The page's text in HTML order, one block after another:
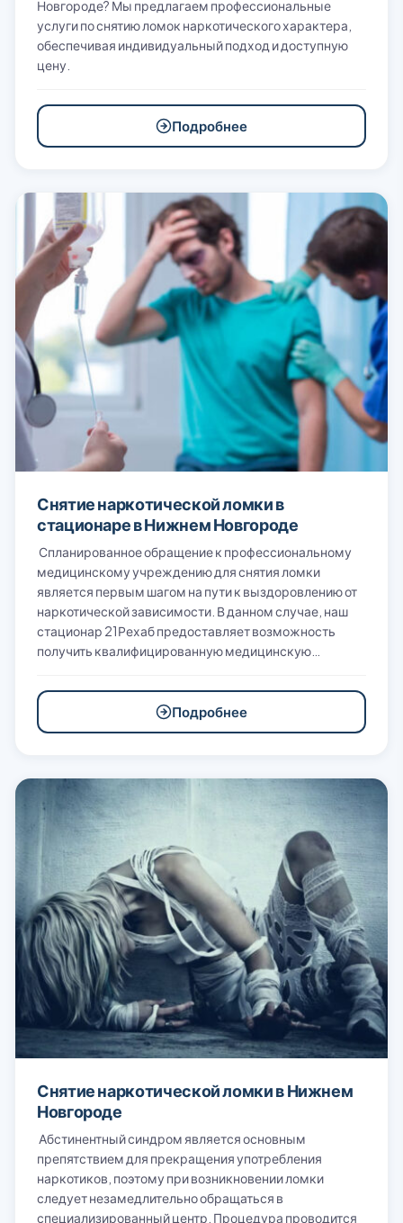
Новгороде? Мы предлагаем профессиональные
услуги по снятию ломок наркотического характера,
обеспечивая индивидуальный подход и доступную
цену.
Подробнее
Снятие наркотической ломки в
стационаре в Нижнем Новгороде
Спланированное обращение к профессиональному
медицинскому учреждению для снятия ломки
является первым шагом на пути к выздоровлению от
наркотической зависимости. В данном случае, наш
стационар 21Рехаб предоставляет возможность
получить квалифицированную медицинскую…
Подробнее
Снятие наркотической ломки в Нижнем
Новгороде
Абстинентный синдром является основным
препятствием для прекращения употребления
наркотиков, поэтому при возникновении ломки
следует незамедлительно обращаться в
специализированный центр. Процедура проводится